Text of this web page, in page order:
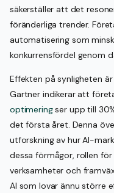
säkerställer att det
föränderliga trender.
automatisering som
konkurrensfördel genom
Effekten på synligheten
Gartner indikerar att
optimeringser upp till
det första året. Denna
utforskning av hur AI-
dessa förmågor, rollen
verksamheter och
AI som lovar ännu större